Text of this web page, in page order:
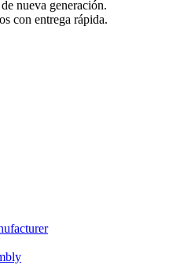
nueva generación.
con entrega rápida.